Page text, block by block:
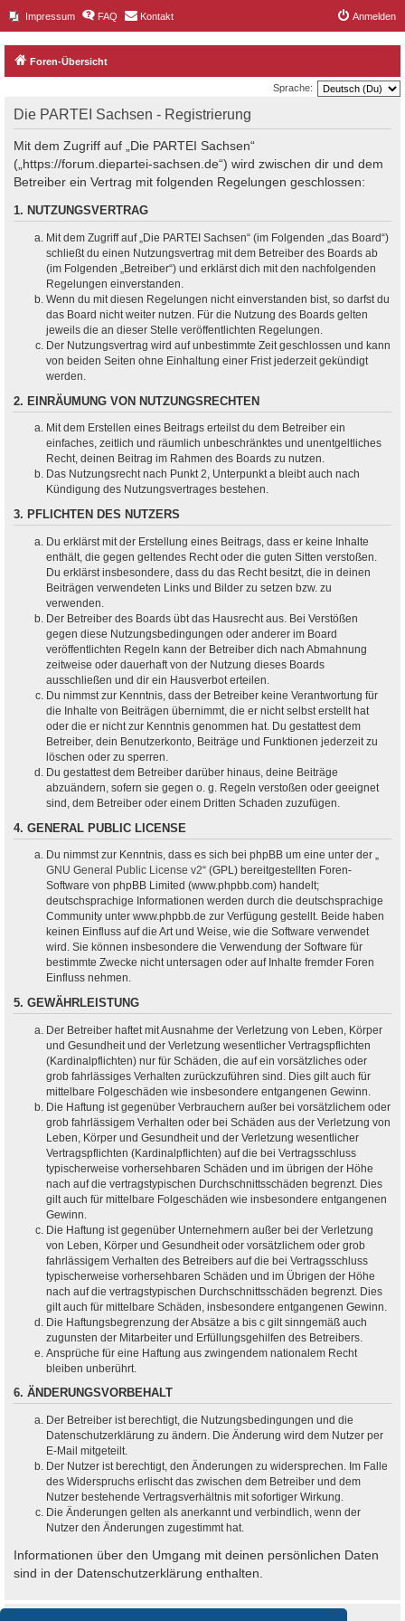
Impressum FAQ Kontakt Anmelden
Foren-Übersicht
Sprache:
Die PARTEI Sachsen - Registrierung
Mit dem Zugriff auf „Die PARTEI Sachsen“
(„https://forum.diepartei-sachsen.de“) wird zwischen dir und dem
Betreiber ein Vertrag mit folgenden Regelungen geschlossen:
1. NUTZUNGSVERTRAG
Mit dem Zugriff auf „Die PARTEI Sachsen“ (im Folgenden „das Board“)
schließt du einen Nutzungsvertrag mit dem Betreiber des Boards ab
(im Folgenden „Betreiber“) und erklärst dich mit den nachfolgenden
Regelungen einverstanden.
Wenn du mit diesen Regelungen nicht einverstanden bist, so darfst du
das Board nicht weiter nutzen. Für die Nutzung des Boards gelten
jeweils die an dieser Stelle veröffentlichten Regelungen.
Der Nutzungsvertrag wird auf unbestimmte Zeit geschlossen und kann
von beiden Seiten ohne Einhaltung einer Frist jederzeit gekündigt
werden.
2. EINRÄUMUNG VON NUTZUNGSRECHTEN
Mit dem Erstellen eines Beitrags erteilst du dem Betreiber ein
einfaches, zeitlich und räumlich unbeschränktes und unentgeltliches
Recht, deinen Beitrag im Rahmen des Boards zu nutzen.
Das Nutzungsrecht nach Punkt 2, Unterpunkt a bleibt auch nach
Kündigung des Nutzungsvertrages bestehen.
3. PFLICHTEN DES NUTZERS
Du erklärst mit der Erstellung eines Beitrags, dass er keine Inhalte
enthält, die gegen geltendes Recht oder die guten Sitten verstoßen.
Du erklärst insbesondere, dass du das Recht besitzt, die in deinen
Beiträgen verwendeten Links und Bilder zu setzen bzw. zu
verwenden.
Der Betreiber des Boards übt das Hausrecht aus. Bei Verstößen
gegen diese Nutzungsbedingungen oder anderer im Board
veröffentlichten Regeln kann der Betreiber dich nach Abmahnung
zeitweise oder dauerhaft von der Nutzung dieses Boards
ausschließen und dir ein Hausverbot erteilen.
Du nimmst zur Kenntnis, dass der Betreiber keine Verantwortung für
die Inhalte von Beiträgen übernimmt, die er nicht selbst erstellt hat
oder die er nicht zur Kenntnis genommen hat. Du gestattest dem
Betreiber, dein Benutzerkonto, Beiträge und Funktionen jederzeit zu
löschen oder zu sperren.
Du gestattest dem Betreiber darüber hinaus, deine Beiträge
abzuändern, sofern sie gegen o. g. Regeln verstoßen oder geeignet
sind, dem Betreiber oder einem Dritten Schaden zuzufügen.
4. GENERAL PUBLIC LICENSE
Du nimmst zur Kenntnis, dass es sich bei phpBB um eine unter der „
GNU General Public License v2“ (GPL) bereitgestellten Foren-
Software von phpBB Limited (www.phpbb.com) handelt;
deutschsprachige Informationen werden durch die deutschsprachige
Community unter www.phpbb.de zur Verfügung gestellt. Beide haben
keinen Einfluss auf die Art und Weise, wie die Software verwendet
wird. Sie können insbesondere die Verwendung der Software für
bestimmte Zwecke nicht untersagen oder auf Inhalte fremder Foren
Einfluss nehmen.
5. GEWÄHRLEISTUNG
Der Betreiber haftet mit Ausnahme der Verletzung von Leben, Körper
und Gesundheit und der Verletzung wesentlicher Vertragspflichten
(Kardinalpflichten) nur für Schäden, die auf ein vorsätzliches oder
grob fahrlässiges Verhalten zurückzuführen sind. Dies gilt auch für
mittelbare Folgeschäden wie insbesondere entgangenen Gewinn.
Die Haftung ist gegenüber Verbrauchern außer bei vorsätzlichem oder
grob fahrlässigem Verhalten oder bei Schäden aus der Verletzung von
Leben, Körper und Gesundheit und der Verletzung wesentlicher
Vertragspflichten (Kardinalpflichten) auf die bei Vertragsschluss
typischerweise vorhersehbaren Schäden und im übrigen der Höhe
nach auf die vertragstypischen Durchschnittsschäden begrenzt. Dies
gilt auch für mittelbare Folgeschäden wie insbesondere entgangenen
Gewinn.
Die Haftung ist gegenüber Unternehmern außer bei der Verletzung
von Leben, Körper und Gesundheit oder vorsätzlichem oder grob
fahrlässigem Verhalten des Betreibers auf die bei Vertragsschluss
typischerweise vorhersehbaren Schäden und im Übrigen der Höhe
nach auf die vertragstypischen Durchschnittsschäden begrenzt. Dies
gilt auch für mittelbare Schäden, insbesondere entgangenen Gewinn.
Die Haftungsbegrenzung der Absätze a bis c gilt sinngemäß auch
zugunsten der Mitarbeiter und Erfüllungsgehilfen des Betreibers.
Ansprüche für eine Haftung aus zwingendem nationalem Recht
bleiben unberührt.
6. ÄNDERUNGSVORBEHALT
Der Betreiber ist berechtigt, die Nutzungsbedingungen und die
Datenschutzerklärung zu ändern. Die Änderung wird dem Nutzer per
E-Mail mitgeteilt.
Der Nutzer ist berechtigt, den Änderungen zu widersprechen. Im Falle
des Widerspruchs erlischt das zwischen dem Betreiber und dem
Nutzer bestehende Vertragsverhältnis mit sofortiger Wirkung.
Die Änderungen gelten als anerkannt und verbindlich, wenn der
Nutzer den Änderungen zugestimmt hat.
Informationen über den Umgang mit deinen persönlichen Daten
sind in der Datenschutzerklärung enthalten.